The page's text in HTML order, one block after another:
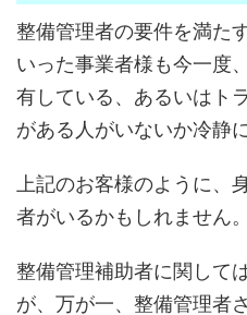
整備管理者の要件を満た
いった事業者様も今一度
有している、あるいはト
がある人がいないか冷静
上記のお客様のように、
者がいるかもしれません。
整備管理補助者に関して
が、万が一、整備管理者